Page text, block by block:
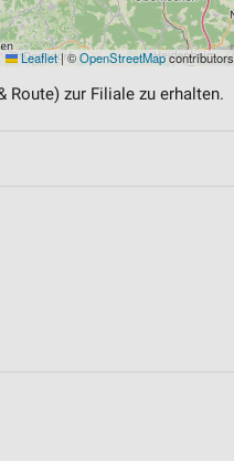
Leaflet|©OpenStreetMapcontributors
Route) zur Filiale zu erhalten.